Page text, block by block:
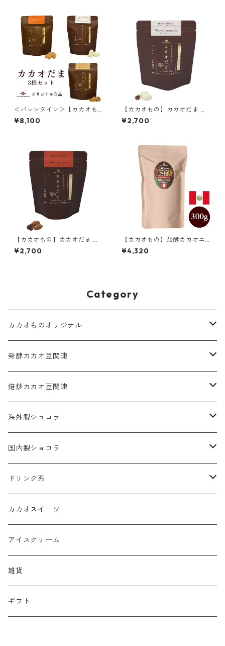
＜バレンタイン＞【カカオも
の】カカオだま 3種セット ダ
ークチョコ ミルクチョコ ホワ
¥8,100
【カカオもの】カカオだま ホ
ワイトチョコ ココナッツ＆ロ
ーカカオ豆 低温仕込み発酵カ
¥2,700
【カカオもの】カカオだま ダ
ークチョコレート＆ローカカ
オ豆 低温仕込み発酵カカオ豆
¥2,700
【カカオもの】発酵カカオニ
ブ(クラッシュ) 300g ペルー
産3種ブレンド 低温仕込み発酵
¥4,320
Category
カカオものオリジナル
カカオだま
コールドチョコレート
発酵カカオ豆関連
カカオだま
発酵カカオ豆
焙炒カカオ豆関連
カカオだま
海外製ショコラ
板チョコレート
ボンボンショコラ
国内製ショコラ
板チョコレート
ボンボンショコラ
ドリンク系
カカオドリンク
ティー
カカオスイーツ
アイスクリーム
雑貨
ギフト